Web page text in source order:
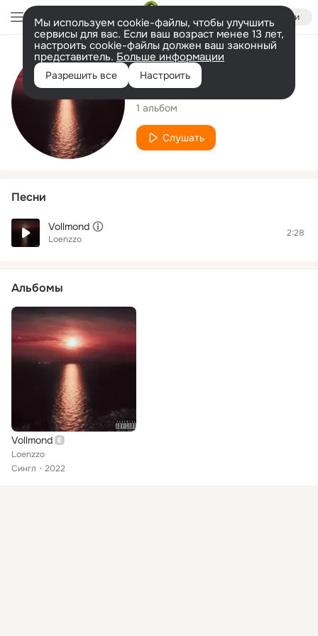
Войти
Мы используем cookie-файлы, чтобы улучшить
сервисы для вас. Если ваш возраст менее 13 лет,
настроить cookie-файлы должен ваш законный
представитель. Больше информации
Разрешить все Настроить
Исполнитель
Loenzzo
1 альбом
Слушать
Песни
Vollmond
Loenzzo
2:28
Альбомы
Vollmond
Loenzzo
Сингл
2022